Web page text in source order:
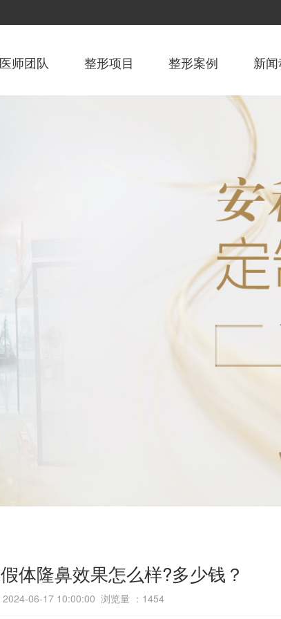
医师团队 整形项目 整形案例 新
体隆鼻效果怎么样?多少钱？
06-17 10:00:00 浏览量 ： 1454